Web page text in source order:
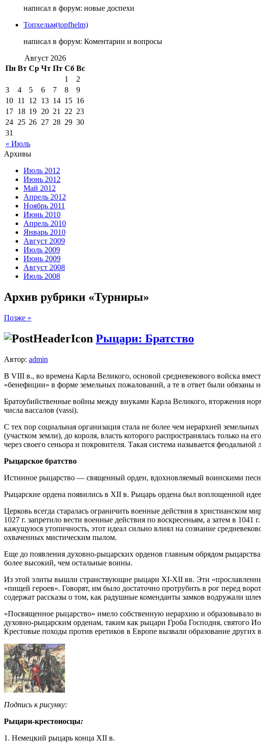
написал в форум: новые доспехи
Топхельм(topfhelm)
написал в форум: Коментарии и вопросы
Август 2026
Пн Вт Ср Чт Пт Сб Вс
« Июль
1
2
3
4 5 6 7 8
9
10 11 12 13 14 15 16
17 18 19 20 21 22 23
24 25 26 27 28 29 30
31
Архивы
Июль 2012
Июнь 2012
Май 2012
Апрель 2012
Ноябрь 2011
Июнь 2010
Апрель 2010
Январь 2010
Август 2009
Июль 2009
Июнь 2009
Август 2008
Июль 2008
Архив рубрики «Турниры»
Позже »
Рыцари: Братство
Автор: admin
В VIII в., во времена Карла Великого, основой средневекового войска
«бенефиции» в форме земельных пожалований, а те в ответ были обязаны
Братоубийственные войны между внуками Карла Великого, вторжения
числа вассалов (vassi).
С тех пор социальная организация стала не более чем иерархией
(участком земли), до короля, власть которого распространялась только
через своего сеньора и покровителя. Такая система называется феодальной
Рыцарское братство
Истинное рыцарство — священный орден, вдохновляемый воинскими
Рыцарские ордена появились в XII в. Рыцарь ордена был воплощенной
Церковь всегда старалась ограничить военные действия в
1027 г. запретило вести военные действия по воскресеньям, а затем в
кажущуюся утопичность, этот идеал сильно влиял на сознание
охваченных мистическим пылом.
Еще до появления духовно-рыцарских орденов главным обрядом
более высокий, чем остальные воины.
Из этой элиты вышли странствующие рыцари XI-XII вв. Эти
«пищей героев». Говорят, им было достаточно протрубить в рог перед
содержат рассказы о том, как радушные коменданты замков водружали
«Посвященное рыцарство» имело собственную иерархию и образовывало
духовно-рыцарским орденам, таким как рыцари Гроба Господня, святого
Крестовые походы против еретиков в Европе вызвали образование
Подпись к рисунку:
Рыцари-крестоносцы:
1. Немецкий рыцарь конца XII в.